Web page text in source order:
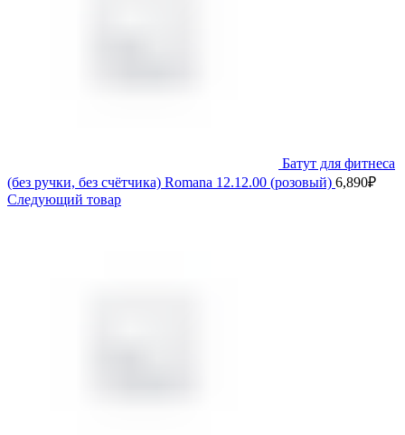
Батут для фитнеса
(без ручки, без счётчика) Romana 12.12.00 (розовый) 6,890₽
Следующий товар